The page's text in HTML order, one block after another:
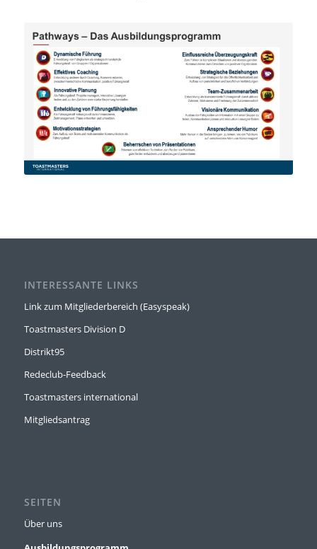
INTERESSANTE LINKS
Link zum Mitgliederbereich (Easyspeak)
Toastmasters Division D
Distrikt95
Redeclub-Feedback
Toastmasters international
Mitgliedsantrag
SEITEN
Über uns